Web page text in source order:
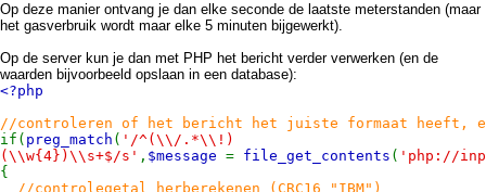
Op deze manier ontvang je dan elke seconde de laatste meterstanden (maar
het gasverbruik wordt maar elke 5 minuten bijgewerkt).
Op de server kun je dan met PHP het bericht verder verwerken (en de
waarden bijvoorbeeld opslaan in een database):
<?php
//controleren of het bericht het juiste formaat heeft,
if( preg_match ( '/^(\\/.*\\!)
(\\w{4})\\s+$/s' , $message = file_get_contents ( 'php://
{
//controlegetal herberekenen (CRC16 "IBM")